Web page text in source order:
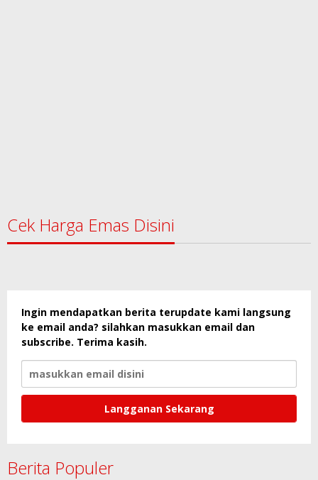
Cek Harga Emas Disini
Ingin mendapatkan berita terupdate kami langsung
ke email anda? silahkan masukkan email dan
subscribe. Terima kasih.
Berita Populer